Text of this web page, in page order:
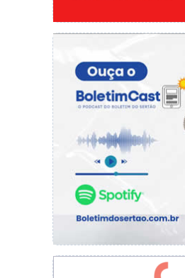
Mirolândia e comunidades